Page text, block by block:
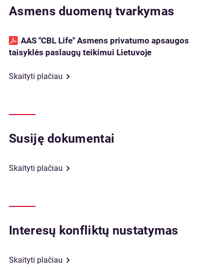
Asmens duomenų tvarkymas
AAS "CBL Life" Asmens privatumo apsaugos
taisyklės paslaugų teikimui Lietuvoje
Skaityti plačiau
Susiję dokumentai
Skaityti plačiau
Interesų konfliktų nustatymas
Skaityti plačiau